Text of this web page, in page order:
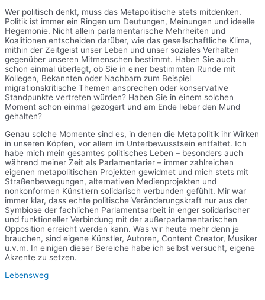
Wer politisch denkt, muss das Metapolitische stets mitdenken.
Politik ist immer ein Ringen um Deutungen, Meinungen und ideelle
Hegemonie. Nicht allein parlamentarische Mehrheiten und
Koalitionen entscheiden darüber, wie das gesellschaftliche Klima,
mithin der Zeitgeist unser Leben und unser soziales Verhalten
gegenüber unseren Mitmenschen bestimmt. Haben Sie auch
schon einmal überlegt, ob Sie in einer bestimmten Runde mit
Kollegen, Bekannten oder Nachbarn zum Beispiel
migrationskritische Themen ansprechen oder konservative
Standpunkte vertreten würden? Haben Sie in einem solchen
Moment schon einmal gezögert und am Ende lieber den Mund
gehalten?
Genau solche Momente sind es, in denen die Metapolitik ihr Wirken
in unseren Köpfen, vor allem im Unterbewusstsein entfaltet. Ich
habe mich mein gesamtes politisches Leben – besonders auch
während meiner Zeit als Parlamentarier – immer zahlreichen
eigenen metapolitischen Projekten gewidmet und mich stets mit
Straßenbewegungen, alternativen Medienprojekten und
nonkonformen Künstlern solidarisch verbunden gefühlt. Mir war
immer klar, dass echte politische Veränderungskraft nur aus der
Symbiose der fachlichen Parlamentsarbeit in enger solidarischer
und funktioneller Verbindung mit der außerparlamentarischen
Opposition erreicht werden kann. Was wir heute mehr denn je
brauchen, sind eigene Künstler, Autoren, Content Creator, Musiker
u.v.m. In einigen dieser Bereiche habe ich selbst versucht, eigene
Akzente zu setzen.
Lebensweg